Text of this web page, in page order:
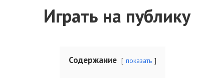
Играть на публику
Содержание показать